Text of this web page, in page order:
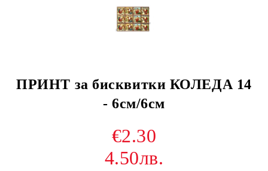
ПРИНТ за бисквитки КОЛЕДА 14
- 6см/6см
€2.30
4.50лв.